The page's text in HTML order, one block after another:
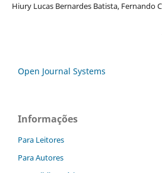
Hiury Lucas Bernardes Batista, Fernando
Open Journal Systems
Informações
Para Leitores
Para Autores